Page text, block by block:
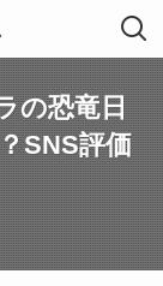
の恐竜日
SNS評価